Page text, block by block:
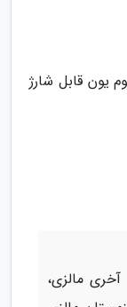
یون قابل شارژ
آخری مالزی،